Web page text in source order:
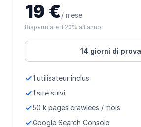
19 €/ mese
Risparmiate il 20% all'anno
14 giorni di prova
1 utilisateur inclus
1 site suivi
50 k pages crawlées / mois
Google Search Console